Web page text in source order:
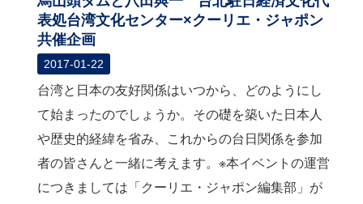
表処台湾文化センター×クーリエ・ジャポン
共催企画
2017-01-22
台湾と日本の友好関係はいつから、どのようにし
て始まったのでしょうか。その礎を築いた日本人
や歴史的経緯を省み、これからの台日関係を参加
者の皆さんと一緒に考えます。※本イベントの運営
につきましては「クーリエ・ジャポン編集部」が